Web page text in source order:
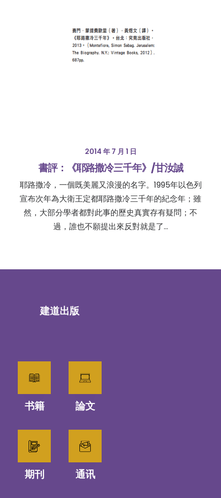
2014 年 7 月 1 日
書評：《耶路撒冷三千年》/甘汝誠
耶路撒冷，一個既美麗又浪漫的名字。1995年以色列
宣布次年為大衛王定都耶路撒冷三千年的紀念年；雖
然，大部分學者都對此事的歷史真實存有疑問；不
過，誰也不願提出來反對就是了…
建道出版
书籍 論文
期刊 通讯